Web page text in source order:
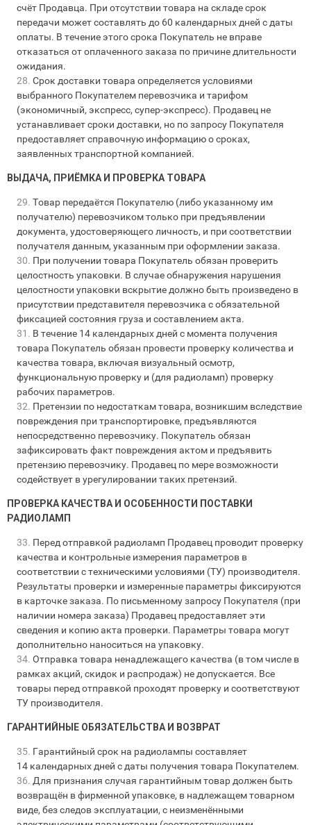
счёт Продавца. При отсутствии товара на складе срок
передачи может составлять до 60 календарных дней с даты
оплаты. В течение этого срока Покупатель не вправе
отказаться от оплаченного заказа по причине длительности
ожидания.
Срок доставки товара определяется условиями
выбранного Покупателем перевозчика и тарифом
(экономичный, экспресс, супер‑экспресс). Продавец не
устанавливает сроки доставки, но по запросу Покупателя
предоставляет справочную информацию о сроках,
заявленных транспортной компанией.
ВЫДАЧА, ПРИЁМКА И ПРОВЕРКА ТОВАРА
Товар передаётся Покупателю (либо указанному им
получателю) перевозчиком только при предъявлении
документа, удостоверяющего личность, и при соответствии
получателя данным, указанным при оформлении заказа.
При получении товара Покупатель обязан проверить
целостность упаковки. В случае обнаружения нарушения
целостности упаковки вскрытие должно быть произведено в
присутствии представителя перевозчика с обязательной
фиксацией состояния груза и составлением акта.
В течение 14 календарных дней с момента получения
товара Покупатель обязан провести проверку количества и
качества товара, включая визуальный осмотр,
функциональную проверку и (для радиоламп) проверку
рабочих параметров.
Претензии по недостаткам товара, возникшим вследствие
повреждения при транспортировке, предъявляются
непосредственно перевозчику. Покупатель обязан
зафиксировать факт повреждения актом и предъявить
претензию перевозчику. Продавец по мере возможности
содействует в урегулировании таких претензий.
ПРОВЕРКА КАЧЕСТВА И ОСОБЕННОСТИ ПОСТАВКИ
РАДИОЛАМП
Перед отправкой радиоламп Продавец проводит проверку
качества и контрольные измерения параметров в
соответствии с техническими условиями (ТУ) производителя.
Результаты проверки и измеренные параметры фиксируются
в карточке заказа. По письменному запросу Покупателя (при
наличии номера заказа) Продавец предоставляет эти
сведения и копию акта проверки. Параметры товара могут
дополнительно наноситься на упаковку.
Отправка товара ненадлежащего качества (в том числе в
рамках акций, скидок и распродаж) не допускается. Все
товары перед отправкой проходят проверку и соответствуют
ТУ производителя.
ГАРАНТИЙНЫЕ ОБЯЗАТЕЛЬСТВА И ВОЗВРАТ
Гарантийный срок на радиолампы составляет
14 календарных дней с даты получения товара Покупателем.
Для признания случая гарантийным товар должен быть
возвращён в фирменной упаковке, в надлежащем товарном
виде, без следов эксплуатации, с неизменёнными